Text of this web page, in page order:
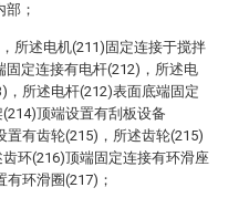
；
所述电机(211)固定连接于搅拌
定连接有电杆(212)，所述电
，所述电杆(212)表面底端固定
顶端设置有刮板设备
置有齿轮(215)，所述齿轮(215)
环(216)顶端固定连接有环滑座
环滑圈(217)；